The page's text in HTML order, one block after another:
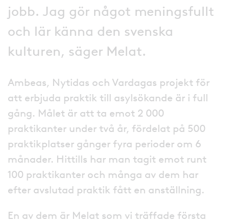
jobb. Jag gör något meningsfullt
och lär känna den svenska
kulturen, säger Melat.
Ambeas, Nytidas och Vardagas projekt för
att erbjuda praktik till asylsökande är i full
gång. Målet är att ta emot 2 000
praktikanter under två år, fördelat på 500
praktikplatser gånger fyra perioder om 6
månader. Hittills har man tagit emot runt
100 praktikanter och många av dem har
efter avslutad praktik fått en anställning.
En av dem är Melat som vi träffade första